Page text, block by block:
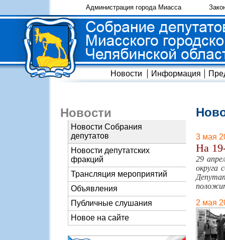
Администрация города Миасса
Новости Информация
Новости
Новости Собрания
депутатов
Новости депутатских
фракций
Трансляция мероприятий
Объявления
Публичные слушания
Новое на сайте
3 мая
На
29
округа
2 мая